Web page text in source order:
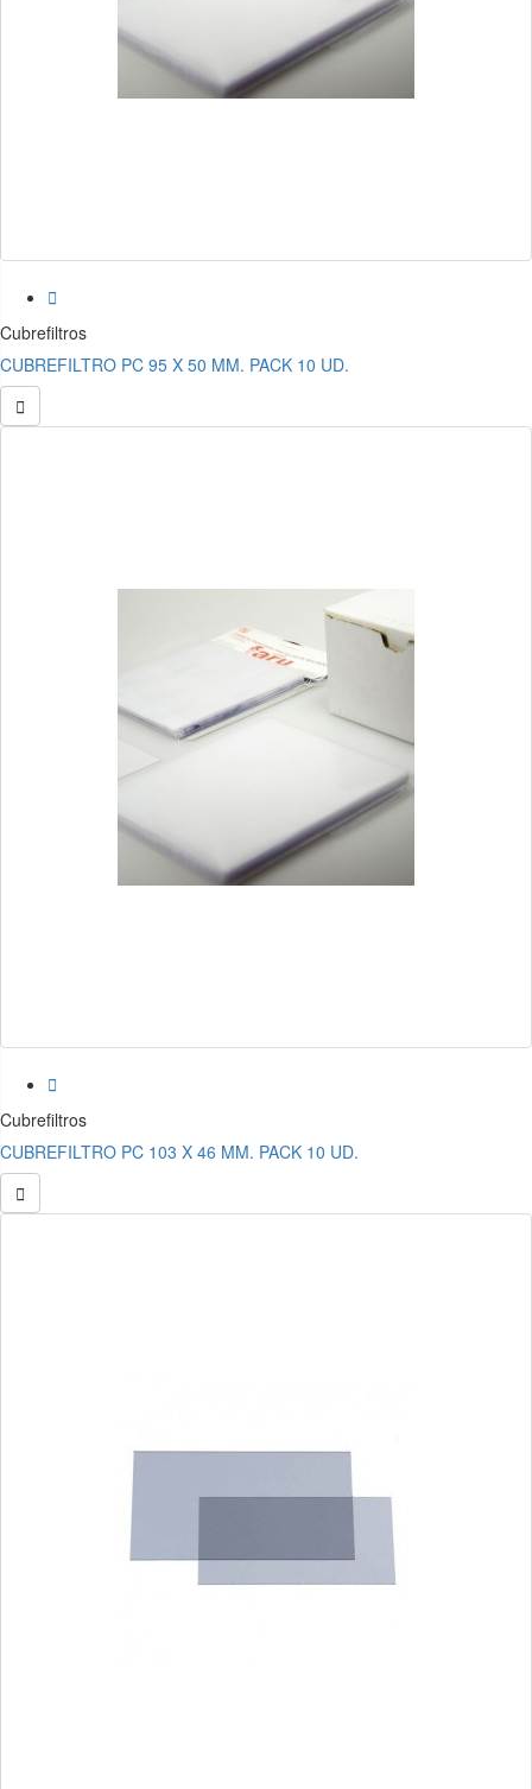

Cubrefiltros
CUBREFILTRO PC 95 X 50 MM. PACK 10 UD.


Cubrefiltros
CUBREFILTRO PC 103 X 46 MM. PACK 10 UD.
